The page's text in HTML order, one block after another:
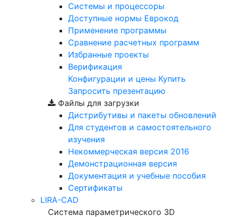
Cистемы и процессоры
Доступные нормы Еврокод
Применение программы
Сравнение расчетных программ
Избранные проекты
Верификация
Конфигурации и цены Купить
Запросить презентацию
Файлы для загрузки
Дистрибутивы и пакеты обновлений
Для студентов и самостоятельного
изучения
Некоммерческая версия 2016
Демонстрационная версия
Документация и учебные пособия
Сертификаты
LIRA-CAD
Система параметрического 3D